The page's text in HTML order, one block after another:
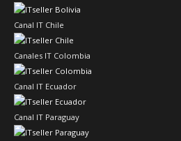
Canal IT Chile
Canales IT Colombia
Canal IT Ecuador
Canal IT Paraguay